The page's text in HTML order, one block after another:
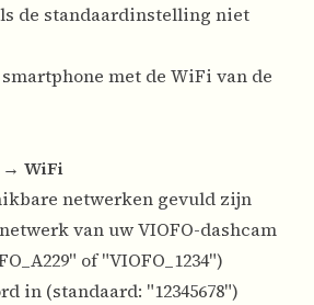
de standaardinstelling niet
met de WiFi van de
→ WiFi
netwerken gevuld zijn
van uw VIOFO-dashcam
of "VIOFO_1234")
in (standaard: "12345678")